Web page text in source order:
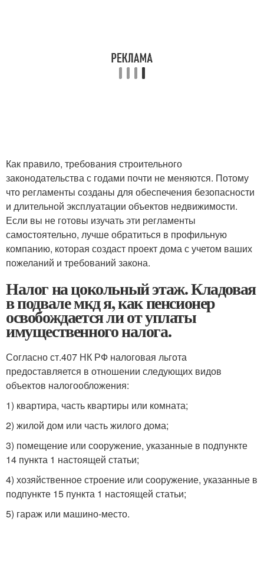
Как правило, требования строительного
законодательства с годами почти не меняются. Потому
что регламенты созданы для обеспечения безопасности
и длительной эксплуатации объектов недвижимости.
Если вы не готовы изучать эти регламенты
самостоятельно, лучше обратиться в профильную
компанию, которая создаст проект дома с учетом ваших
пожеланий и требований закона.
Налог на цокольный этаж. Кладовая
в подвале мкд я, как пенсионер
освобождается ли от уплаты
имущественного налога.
Согласно ст.407 НК РФ налоговая льгота
предоставляется в отношении следующих видов
объектов налогообложения:
1) квартира, часть квартиры или комната;
2) жилой дом или часть жилого дома;
3) помещение или сооружение, указанные в подпункте
14 пункта 1 настоящей статьи;
4) хозяйственное строение или сооружение, указанные в
подпункте 15 пункта 1 настоящей статьи;
5) гараж или машино-место.